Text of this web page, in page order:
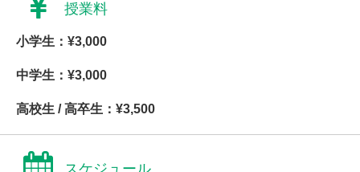
授業料
小学生：¥3,000
中学生：¥3,000
高校生 / 高卒生：¥3,500
スケジュール